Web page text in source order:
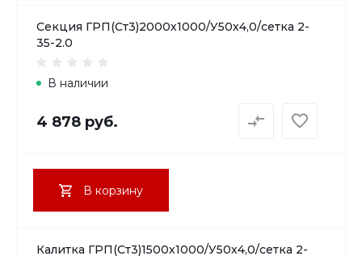
Секция ГРП(Ст3)2000х1000/У50х4,0/сетка 2-
35-2.0
В наличии
4 878 руб.
В корзину
Калитка ГРП(Ст3)1500х1000/У50х4,0/сетка 2-